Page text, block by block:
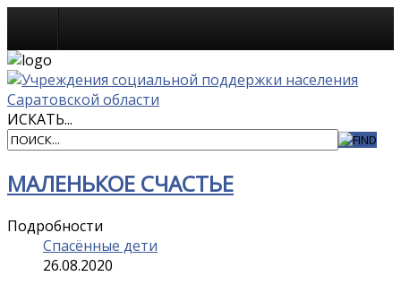
Спасённые дети
ИСКАТЬ...
МАЛЕНЬКОЕ СЧАСТЬЕ
Подробности
Спасённые дети
26.08.2020